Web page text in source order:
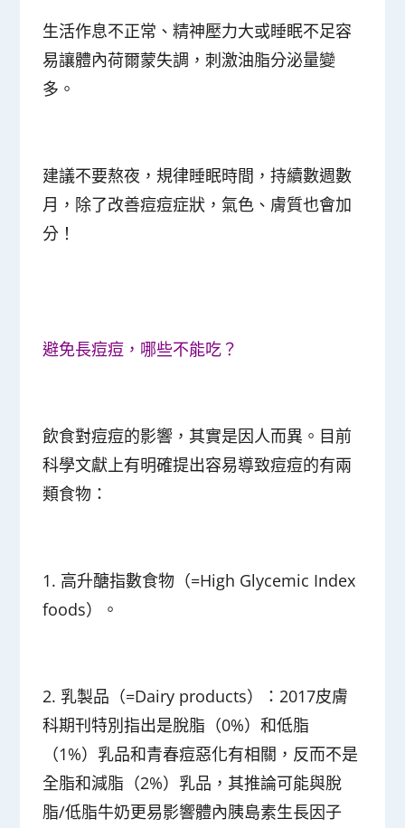
生活作息不正常、精神壓力大或睡眠不足容
易讓體內荷爾蒙失調，刺激油脂分泌量變
多。
建議不要熬夜，規律睡眠時間，持續數週數
月，除了改善痘痘症狀，氣色、膚質也會加
分！
避免長痘痘，哪些不能吃？
飲食對痘痘的影響，其實是因人而異。目前
科學文獻上有明確提出容易導致痘痘的有兩
類食物：
1. 高升醣指數食物（=High Glycemic Index
foods）。
2. 乳製品（=Dairy products）：2017皮膚
科期刊特別指出是脫脂（0%）和低脂
（1%）乳品和青春痘惡化有相關，反而不是
全脂和減脂（2%）乳品，其推論可能與脫
脂/低脂牛奶更易影響體內胰島素生長因子